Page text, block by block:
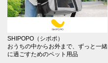
SHIPOPO（シポポ）
おうちの中からお外まで、ずっと一緒
に過ごすためのペット用品